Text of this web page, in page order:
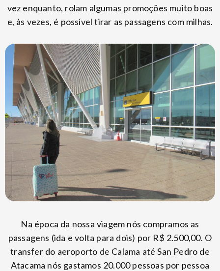
vez enquanto, rolam algumas promoções muito boas
e, às vezes, é possível tirar as passagens com milhas.
Na época da nossa viagem nós compramos as
passagens (ida e volta para dois) por R$ 2.500,00. O
transfer do aeroporto de Calama até San Pedro de
Atacama nós gastamos 20.000 pessoas por pessoa